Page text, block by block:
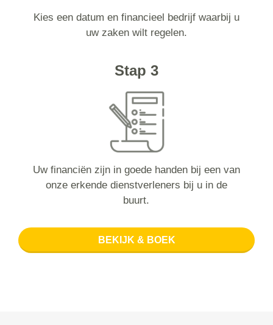
Kies een datum en financieel bedrijf waarbij u
uw zaken wilt regelen.
Stap 3
Uw financiën zijn in goede handen bij een van
onze erkende dienstverleners bij u in de
buurt.
BEKIJK & BOEK